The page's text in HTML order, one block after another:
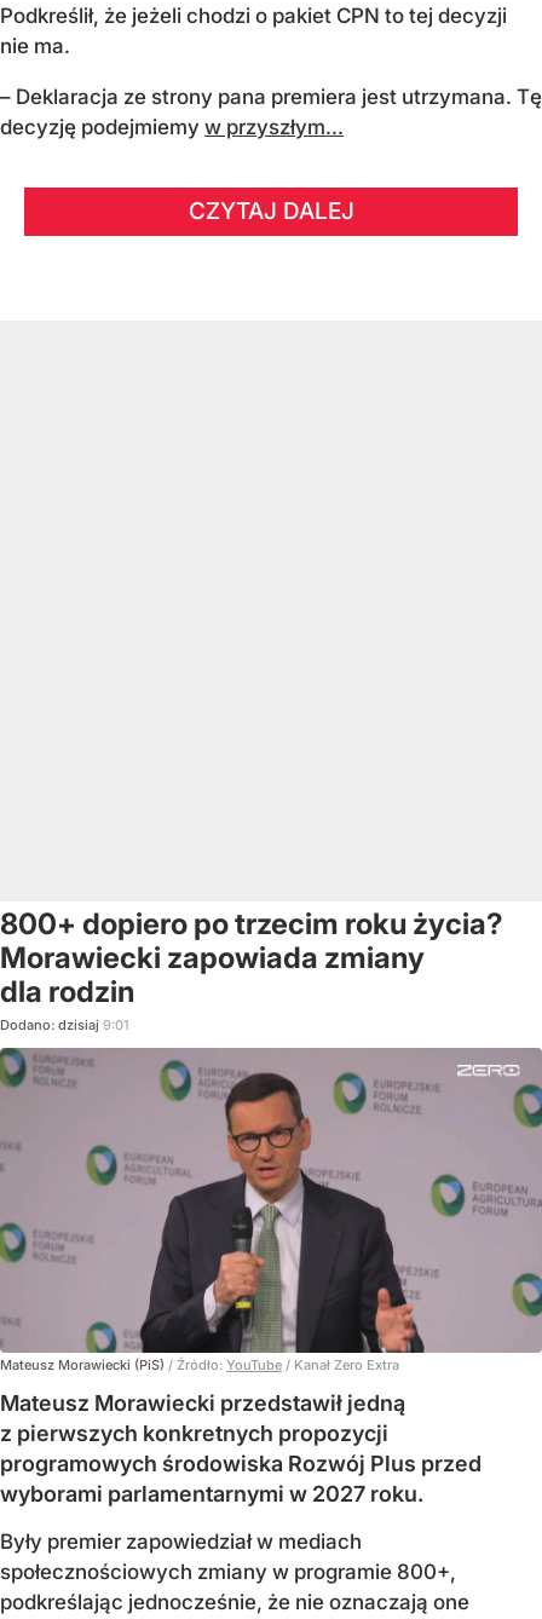
Podkreślił, że jeżeli chodzi o pakiet CPN to tej decyzji
nie ma.
– Deklaracja ze strony pana premiera jest utrzymana. Tę
decyzję podejmiemy w przyszłym...
CZYTAJ DALEJ
800+ dopiero po trzecim roku życia?
Morawiecki zapowiada zmiany
dla rodzin
Dodano: dzisiaj 9:01
Mateusz Morawiecki (PiS) / Źródło: YouTube / Kanał Zero Extra
Mateusz Morawiecki przedstawił jedną
z pierwszych konkretnych propozycji
programowych środowiska Rozwój Plus przed
wyborami parlamentarnymi w 2027 roku.
Były premier zapowiedział w mediach
społecznościowych zmiany w programie 800+,
podkreślając jednocześnie, że nie oznaczają one